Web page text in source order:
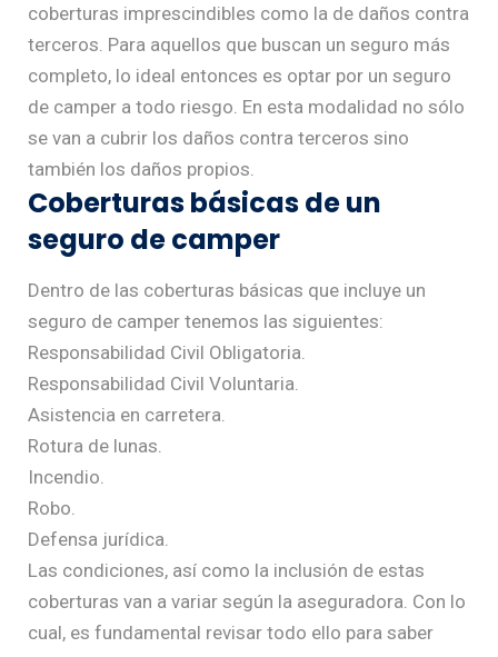
coberturas imprescindibles como la de daños contra
terceros. Para aquellos que buscan un seguro más
completo, lo ideal entonces es optar por un seguro
de camper a todo riesgo. En esta modalidad no sólo
se van a cubrir los daños contra terceros sino
también los daños propios.
Coberturas básicas de un
seguro de camper
Dentro de las coberturas básicas que incluye un
seguro de camper tenemos las siguientes:
Responsabilidad Civil Obligatoria.
Responsabilidad Civil Voluntaria.
Asistencia en carretera.
Rotura de lunas.
Incendio.
Robo.
Defensa jurídica.
Las condiciones, así como la inclusión de estas
coberturas van a variar según la aseguradora. Con lo
cual, es fundamental revisar todo ello para saber